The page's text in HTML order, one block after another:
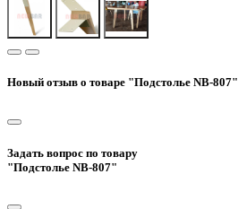
Новый отзыв о товаре "Подстолье NB-807"
Задать вопрос по товару
"Подстолье NB-807"